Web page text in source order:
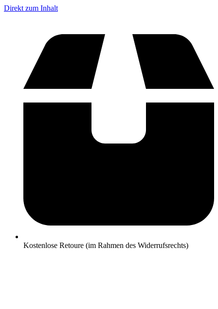
Direkt zum Inhalt
Kostenlose Retoure (im Rahmen des Widerrufsrechts)